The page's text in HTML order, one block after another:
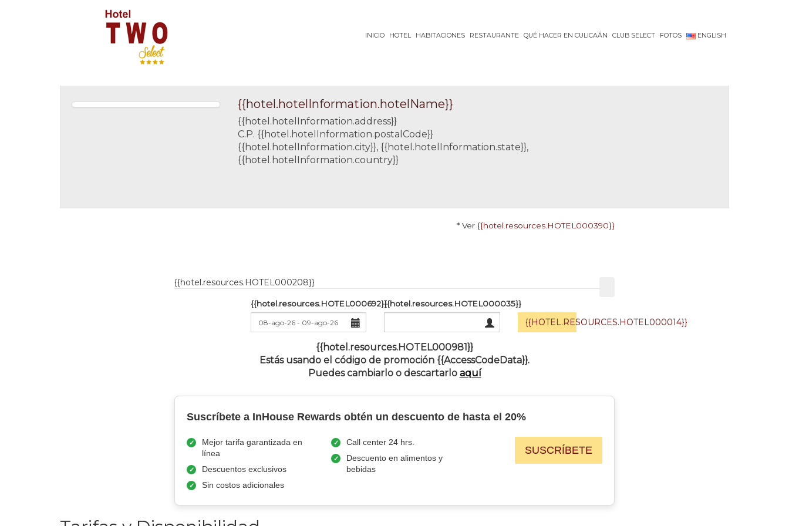
INICIO HOTEL HABITACIONES RESTAURANTE QUÉ HACER EN CULICAÁN CLUB SELECT FOTOS ENGLISH
{{hotel.hotelInformation.hotelName}}
{{hotel.hotelInformation.address}}
C.P. {{hotel.hotelInformation.postalCode}}
{{hotel.hotelInformation.city}}, {{hotel.hotelInformation.state}},
{{hotel.hotelInformation.country}}
* Ver {{hotel.resources.HOTEL000390}}
{{hotel.resources.HOTEL000208}}
{{hotel.resources.HOTEL000692}}{{hotel.resources.HOTEL000035}}
{{HOTEL.RESOURCES.HOTEL000014}}
{{hotel.resources.HOTEL000981}}
Estás usando el código de promoción {{AccessCodeData}}.
Puedes cambiarlo o descartarlo aquí
Suscríbete a InHouse Rewards obtén un descuento de hasta el 20%
Mejor tarifa garantizada en
línea
Descuentos exclusivos
Sin costos adicionales
Call center 24 hrs.
Descuento en alimentos y
bebidas
SUSCRÍBETE